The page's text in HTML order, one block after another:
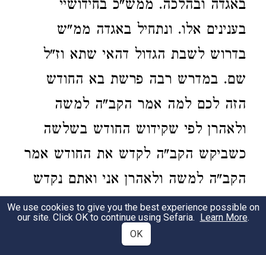
באגדה ובהלכה. ממש"כ בחידושיי
בענינים אלו. ונתחיל באגדה ממ"ש
בדרוש לשבת הגדול דהאי שתא וז"ל
שם. במדרש רבה פרשת בא החודש
הזה לכם למה אמר הקב"ה למשה
ולאהרן לפי שקידוש החודש בשלשה
כשביקש הקב"ה לקדש את החודש אמר
הקב"ה למשה ולאהרן אני ואתם נקדש
את החודש הדא הוא דכתיב ויאמר ד' אל
משה ואל אהרן עכ"ל המדרש. והנה
We use cookies to give you the best experience possible on
our site. Click OK to continue using Sefaria. Learn More.
OK